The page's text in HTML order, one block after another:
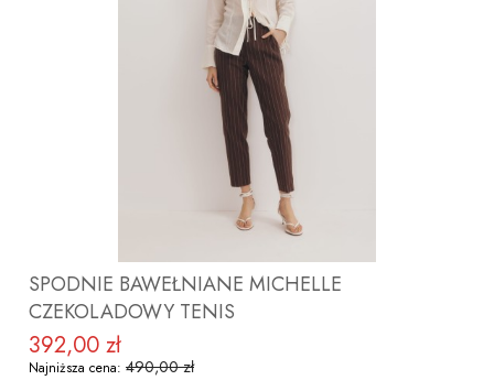
ZOBACZ PRODUKT
SPODNIE BAWEŁNIANE MICHELLE
CZEKOLADOWY TENIS
Cena promocyjna
392,00 zł
Najniższa cena: 490,00 zł